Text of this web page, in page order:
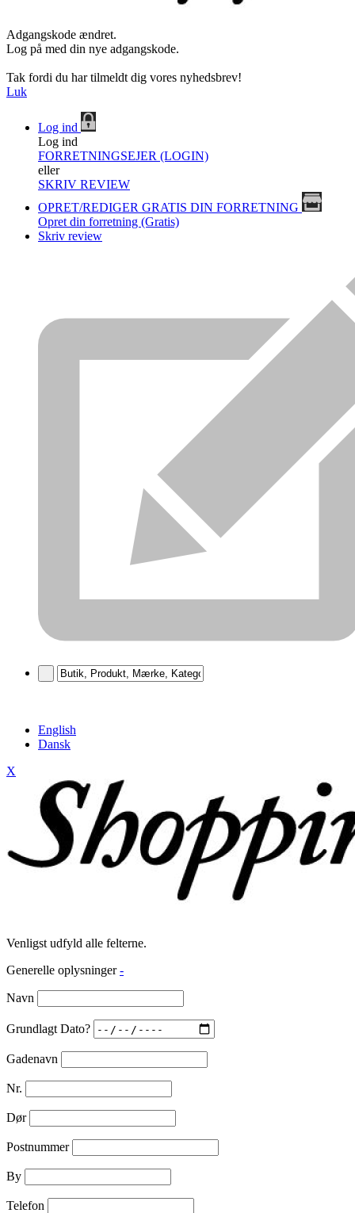
Adgangskode ændret.
Log på med din nye adgangskode.
Tak fordi du har tilmeldt dig vores nyhedsbrev!
Luk
Log ind
Log ind
FORRETNINGSEJER (LOGIN)
eller
SKRIV REVIEW
OPRET/REDIGER GRATIS DIN FORRETNING
Opret din forretning (Gratis)
Skriv review
English
Dansk
X
Venligst udfyld alle felterne.
Generelle oplysninger -
Navn
Grundlagt Dato?
Gadenavn
Nr.
Dør
Postnummer
By
Telefon